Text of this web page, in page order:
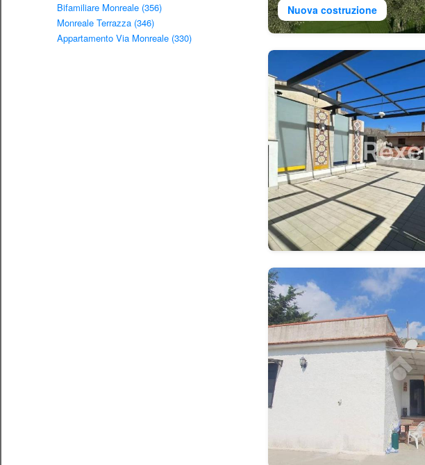
Bifamiliare Monreale (356)
Monreale Terrazza (346)
Appartamento Via Monreale (330)
Nuova costruzione